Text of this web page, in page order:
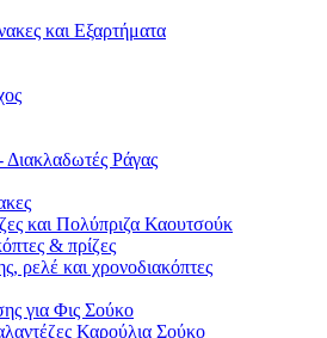
και Εξαρτήματα
Ράγας
και Πολύπριζα Καουτσούκ
& πρίζες
ρελέ και χρονοδιακόπτες
για Φις Σούκο
Καρούλια Σούκο